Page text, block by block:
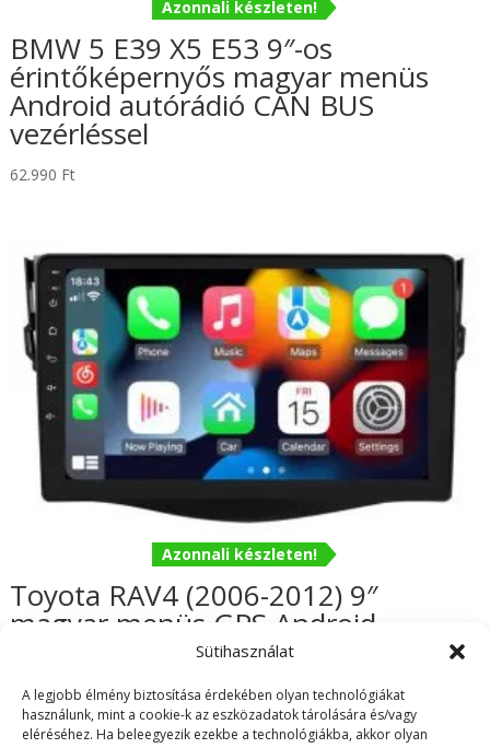
Sütihasználat
A legjobb élmény biztosítása érdekében olyan technológiákat
használunk, mint a cookie-k az eszközadatok tárolására és/vagy
eléréséhez. Ha beleegyezik ezekbe a technológiákba, akkor olyan
Azonnali készleten!
BMW 5 E39 X5 E53 9″-os
érintőképernyős magyar menüs
Android autórádió CAN BUS
vezérléssel
62.990 Ft
Azonnali készleten!
Toyota RAV4 (2006-2012) 9″
magyar menüs GPS Android
autórádió gyári helyére
62.990Ft